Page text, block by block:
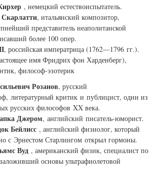
, немецкий естествоиспытатель.
Скарлатти, итальянский композитор,
представитель неаполитанской
более 100 опер.
, российская императрица (1762—1796 гг.).
имя Фридрих фон Харденберг),
философ-эзотерик
Розанов, русский
литературный критик и публицист, один из
русских философов XX века.
Джером, английский писатель-юморист.
Бейлисс , английский физиолог, который
с Эрнестом Старлингом открыл гормоны.
Вуд , американский физик, специалист по
основы ультрафиолетовой